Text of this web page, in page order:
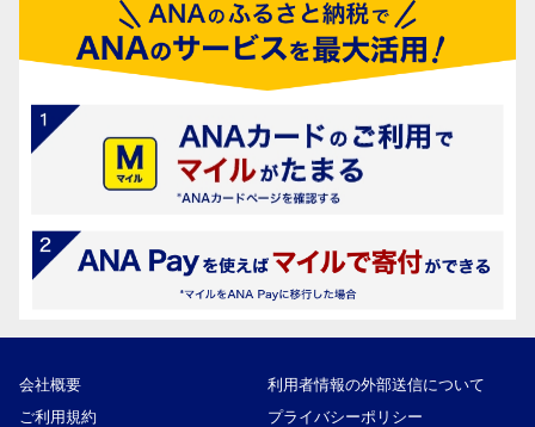
会社概要
利用者情報の外部送信について
ご利用規約
プライバシーポリシー